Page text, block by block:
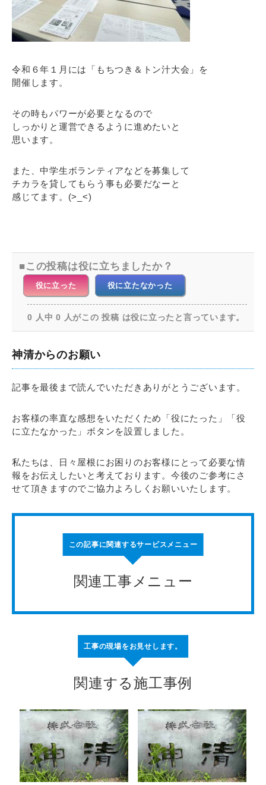
令和６年１月には「もちつき＆トン汁大会」を
開催します。
その時もパワーが必要となるので
しっかりと運営できるように進めたいと
思います。
また、中学生ボランティアなどを募集して
チカラを貸してもらう事も必要だなーと
感じてます。(>_<)
この投稿は役に立ちましたか？
役に立った 役に立たなかった
0 人中 0 人がこの 投稿 は役に立ったと言っています。
神清からのお願い
記事を最後まで読んでいただきありがとうございます。
お客様の率直な感想をいただくため「役にたった」「役
に立たなかった」ボタンを設置しました。
私たちは、日々屋根にお困りのお客様にとって必要な情
報をお伝えしたいと考えております。今後のご参考にさ
せて頂きますのでご協力よろしくお願いいたします。
この記事に関連するサービスメニュー
関連工事メニュー
工事の現場をお見せします。
関連する施工事例